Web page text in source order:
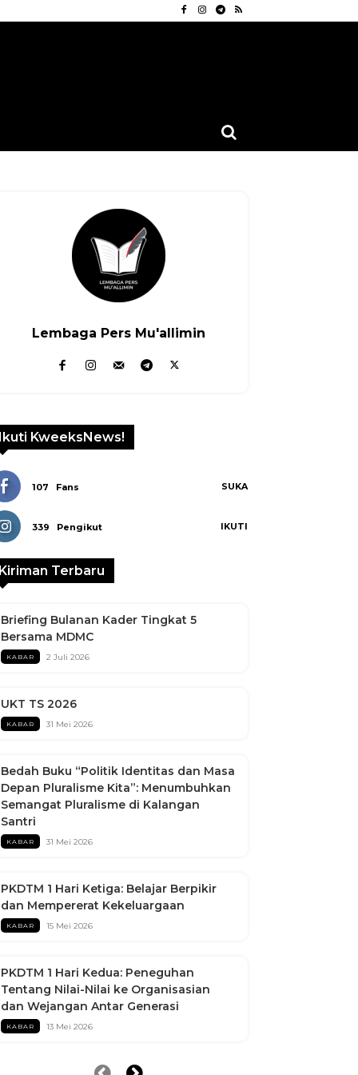
Lembaga Pers Mu'allimin
Ikuti KweeksNews!
107 Fans SUKA
339 Pengikut IKUTI
Kiriman Terbaru
Briefing Bulanan Kader Tingkat 5
Bersama MDMC
KABAR 2 Juli 2026
UKT TS 2026
KABAR 31 Mei 2026
Bedah Buku “Politik Identitas dan Masa
Depan Pluralisme Kita”: Menumbuhkan
Semangat Pluralisme di Kalangan
Santri
KABAR 31 Mei 2026
PKDTM 1 Hari Ketiga: Belajar Berpikir
dan Mempererat Kekeluargaan
KABAR 15 Mei 2026
PKDTM 1 Hari Kedua: Peneguhan
Tentang Nilai-Nilai ke Organisasian
dan Wejangan Antar Generasi
KABAR 13 Mei 2026